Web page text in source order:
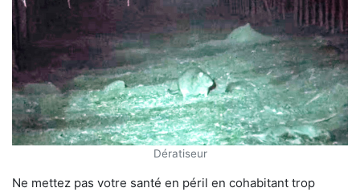
Dératiseur
Ne mettez pas votre santé en péril en cohabitant trop